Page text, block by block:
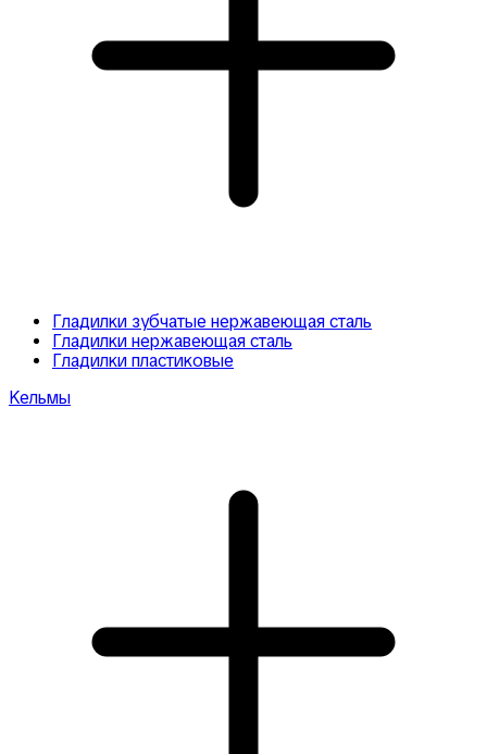
Гладилки зубчатые нержавеющая сталь
Гладилки нержавеющая сталь
Гладилки пластиковые
Кельмы